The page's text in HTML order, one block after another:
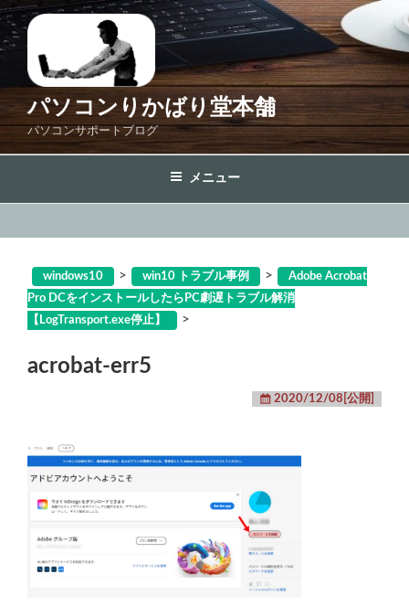
コ
ン
テ
ス
プ
パソコンりかばり堂本舗
パソコンサポートブログ
メニュー
windows10 > win10 トラブル事例 >
Adobe Acrobat
Pro DCをインストールしたらPC劇遅トラブル解消
【LogTransport.exe停止】
>
acrobat-err5
2020/12/08[公開]